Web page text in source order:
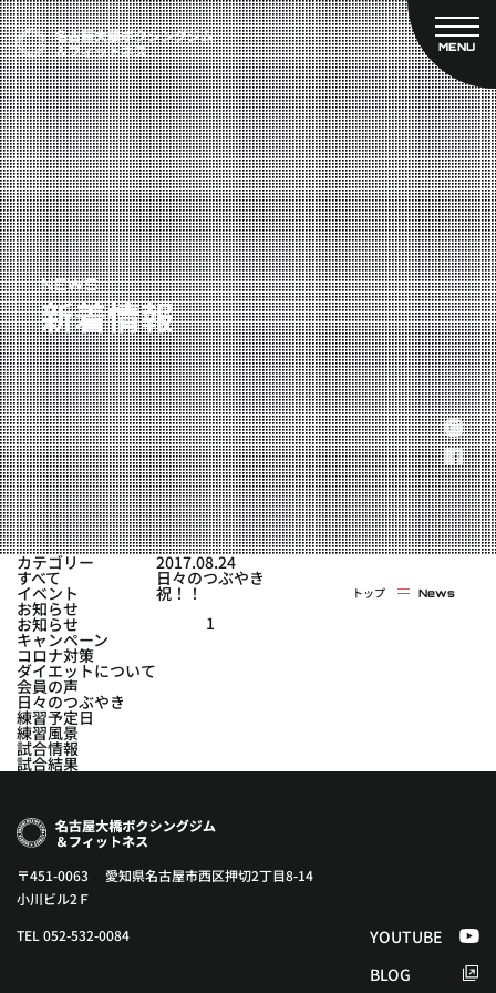
MENU
CLOSE
TOP
新着情報
ご予約
プライベートコース予約
レンタルスタジオ予約
名古屋大橋ボクシングジムについて
大橋弘政プロフィール
スタッフ紹介
料金案内
設備紹介
アクセス
営業時間
トレーナー募集
スポンサー募集
大会チケット購入
キャンペーン
実戦コース
料金システム
選手紹介
フィットネスコース
料金システム
ビフォーアフター
YOUTUBE BLOG
NEWS
新着情報
トップ News
カテゴリー
すべて
イベント
お知らせ
お知らせ
キャンペーン
コロナ対策
ダイエットについて
会員の声
日々のつぶやき
練習予定日
練習風景
試合情報
試合結果
2017.08.24
日々のつぶやき
祝！！
1
〒451-0063 愛知県名古屋市西区押切2丁目8-14
小川ビル2Ｆ
TEL 052-532-0084
YOUTUBE
BLOG